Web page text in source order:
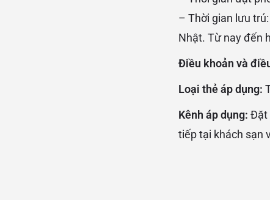
– Thời gian lưu
Nhật. Từ nay đến
Điều khoản và
Loại thẻ áp dụng:
Kênh áp dụng: Đặt
tiếp tại khách sạn